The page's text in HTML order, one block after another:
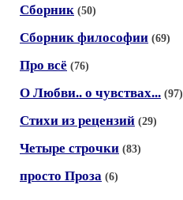
Сборник (50)
Сборник философии (69)
Про всё (76)
О Любви.. о чувствах... (97)
Стихи из рецензий (29)
Четыре строчки (83)
просто Проза (6)